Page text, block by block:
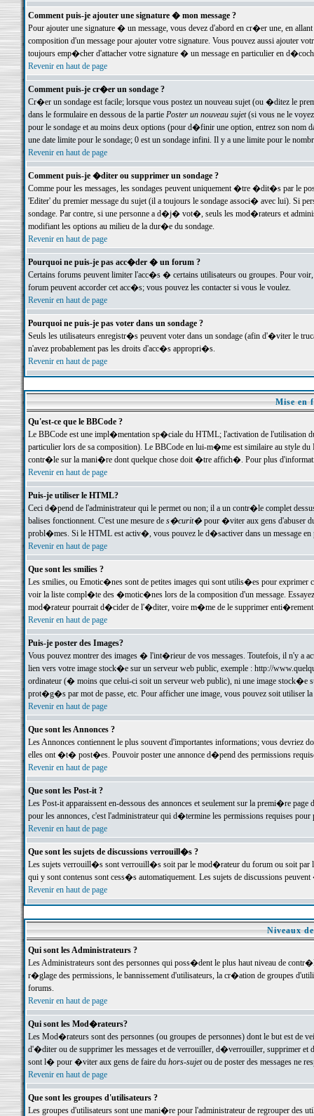
Comment puis-je ajouter une signature � mon message ?
Pour ajouter une signature � un message, vous devez d'abord en cr�er une, en
composition d'un message pour ajouter votre signature. Vous pouvez aussi ajouter
toujours emp�cher d'attacher votre signature � un message en particulier en
Revenir en haut de page
Comment puis-je cr�er un sondage ?
Cr�er un sondage est facile; lorsque vous postez un nouveau sujet (ou �ditez le
dans le formulaire en dessous de la partie Poster un nouveau sujet(si vous ne le voyez
pour le sondage et au moins deux options (pour d�finir une option, entrez son nom
une date limite pour le sondage; 0 est un sondage infini. Il y a une limite pour le
Revenir en haut de page
Comment puis-je �diter ou supprimer un sondage ?
Comme pour les messages, les sondages peuvent uniquement �tre �dit�s par le
'Editer' du premier message du sujet (il a toujours le sondage associ� avec lui). Si
sondage. Par contre, si une personne a d�j� vot�, seuls les mod�rateurs et
modifiant les options au milieu de la dur�e du sondage.
Revenir en haut de page
Pourquoi ne puis-je pas acc�der � un forum ?
Certains forums peuvent limiter l'acc�s � certains utilisateurs ou groupes. Pour
forum peuvent accorder cet acc�s; vous pouvez les contacter si vous le voulez.
Revenir en haut de page
Pourquoi ne puis-je pas voter dans un sondage ?
Seuls les utilisateurs enregistr�s peuvent voter dans un sondage (afin d'�viter le
n'avez probablement pas les droits d'acc�s appropri�s.
Revenir en haut de page
Mise en
Qu'est-ce que le BBCode ?
Le BBCode est une impl�mentation sp�ciale du HTML; l'activation de l'utilisation
particulier lors de sa composition). Le BBCode en lui-m�me est similaire au style
contr�le sur la mani�re dont quelque chose doit �tre affich�. Pour plus
Revenir en haut de page
Puis-je utiliser le HTML?
Ceci d�pend de l'administrateur qui le permet ou non; il a un contr�le complet
balises fonctionnent. C'est une mesure de s�curit�pour �viter aux gens d'abuser
probl�mes. Si le HTML est activ�, vous pouvez le d�sactiver dans un message en
Revenir en haut de page
Que sont les smilies ?
Les smilies, ou Emotic�nes sont de petites images qui sont utilis�es pour exprimer
voir la liste compl�te des �motic�nes lors de la composition d'un message.
mod�rateur pourrait d�cider de l'�diter, voire m�me de le supprimer
Revenir en haut de page
Puis-je poster des Images?
Vous pouvez montrer des images � l'int�rieur de vos messages. Toutefois, il n'y a
lien vers votre image stock�e sur un serveur web public, exemple : http://
ordinateur (� moins que celui-ci soit un serveur web public), ni une image stock�e
prot�g�s par mot de passe, etc. Pour afficher une image, vous pouvez soit
Revenir en haut de page
Que sont les Annonces ?
Les Annonces contiennent le plus souvent d'importantes informations; vous devriez
elles ont �t� post�es. Pouvoir poster une annonce d�pend des permissions
Revenir en haut de page
Que sont les Post-it ?
Les Post-it apparaissent en-dessous des annonces et seulement sur la premi�re
pour les annonces, c'est l'administrateur qui d�termine les permissions requises pour
Revenir en haut de page
Que sont les sujets de discussions verrouill�s ?
Les sujets verrouill�s sont verrouill�s soit par le mod�rateur du forum ou soit par
qui y sont contenus sont cess�s automatiquement. Les sujets de discussions
Revenir en haut de page
Niveaux
Qui sont les Administrateurs ?
Les Administrateurs sont des personnes qui poss�dent le plus haut niveau de
r�glage des permissions, le bannissement d'utilisateurs, la cr�ation de groupes
forums.
Revenir en haut de page
Qui sont les Mod�rateurs?
Les Mod�rateurs sont des personnes (ou groupes de personnes) dont le but est de
d'�diter ou de supprimer les messages et de verrouiller, d�verrouiller, supprimer
sont l� pour �viter aux gens de faire du hors-sujetou de poster des messages ne
Revenir en haut de page
Que sont les groupes d'utilisateurs ?
Les groupes d'utilisateurs sont une mani�re pour l'administrateur de regrouper des